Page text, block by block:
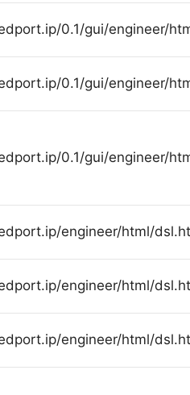
0.1/gui/engineer/
0.1/gui/engineer/
0.1/gui/engineer/
engineer/html/
engineer/html/
engineer/html/